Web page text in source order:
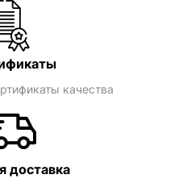
качества
доставка